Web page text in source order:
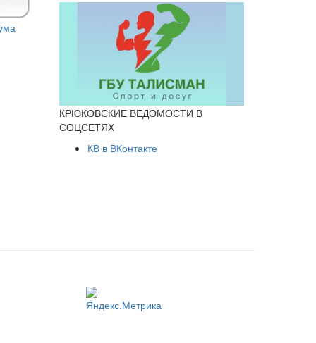
КРЮКОВСКИЕ ВЕДОМОСТИ В
СОЦСЕТЯХ
КВ в ВКонтакте